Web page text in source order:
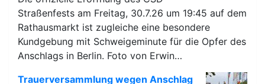
Straßenfests am Freitag, 30.7.26 um 19:45 auf dem
Rathausmarkt ist zugleiche eine besondere
Kundgebung mit Schweigeminute für die Opfer des
Anschlags in Berlin. Foto von Erwin…
Trauerversammlung wegen Anschlag